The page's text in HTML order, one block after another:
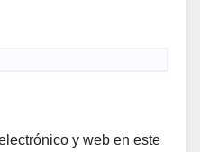
y web en este